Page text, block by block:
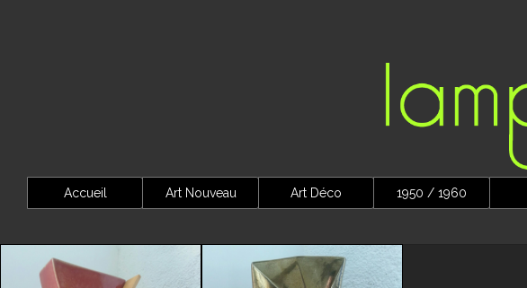
Accueil Art Nouveau Art Déco 1950 / 1960